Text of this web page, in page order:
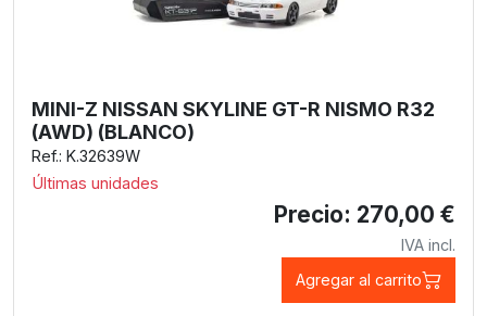
MINI-Z NISSAN SKYLINE GT-R NISMO R32
(AWD) (BLANCO)
Ref.: K.32639W
Últimas unidades
Precio: 270,00 €
IVA incl.
Agregar al carrito